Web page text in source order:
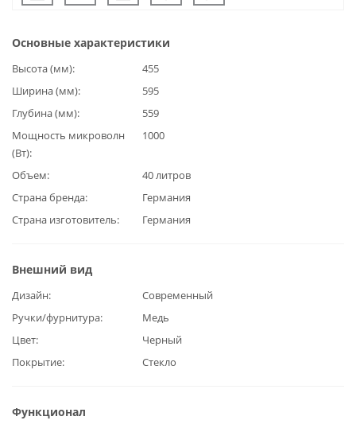
Основные характеристики
Высота (мм)
455
Ширина (мм)
595
Глубина (мм)
559
Мощность микроволн
(Вт)
1000
Объем
40 литров
Страна бренда
Германия
Страна изготовитель
Германия
Внешний вид
Дизайн
Современный
Ручки/фурнитура
Медь
Цвет
Черный
Покрытие
Стекло
Функционал